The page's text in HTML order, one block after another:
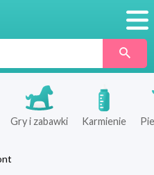
Gry i zabawki Karmienie